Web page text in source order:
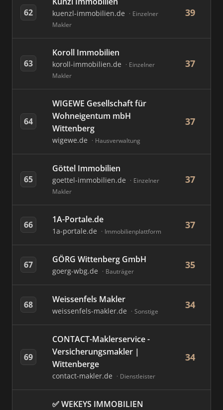
62 kuenzl-immobilien.de
Einzelner
Makler
39
63
Koroll Immobilien
koroll-immobilien.de
Einzelner
Makler
37
64
WIGEWE Gesellschaft für
Wohneigentum mbH
Wittenberg
wigewe.de Hausverwaltung
37
65
Göttel Immobilien
goettel-immobilien.de
Einzelner
Makler
37
66 1A-Portale.de
1a-portale.de Immobilienplattform
37
67 GÖRG Wittenberg GmbH
goerg-wbg.de Bauträger
35
68 Weissenfels Makler
weissenfels-makler.de Sonstige
34
69
CONTACT-Maklerservice -
Versicherungsmakler |
Wittenberge
contact-makler.de Dienstleister
34
✅ WEKEYS IMMOBILIEN